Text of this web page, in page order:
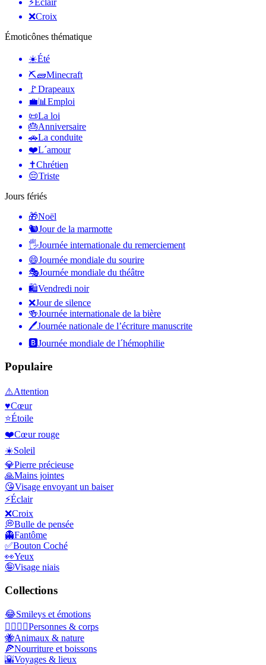
❌Croix
Émoticônes thématique
☀️Été
⛏🧱Minecraft
🚩Drapeaux
💼📊 Emploi
📜La loi
🎂Anniversaire
🚗La conduite
❤️L´amour
✝️Chrétien
😔Triste
Jours fériés
🎁Noël
🐿Jour de la marmotte
🖐Journée internationale du remerciement
😄Journée mondiale du sourire
🎭Journée mondiale du théâtre
🛍Vendredi noir
❌Jour de silence
🍻Journée internationale de la bière
🖊Journée nationale de l’écriture manuscrite
🅱️Journée mondiale de l´hémophilie
Populaire
⚠️Attention
♥️Cœur
⭐Étoile
❤️Cœur rouge
☀️Soleil
💎Pierre précieuse
🙏Mains jointes
😘Visage envoyant un baiser
⚡Éclair
❌Croix
💭Bulle de pensée
👻Fantôme
✅Bouton Coché
👀Yeux
🤪Visage niais
Collections
😂Smileys et émotions
👩‍❤️‍💋‍👨Personnes & corps
🐝Animaux & nature
🍕Nourriture et boissons
🌇Voyages & lieux